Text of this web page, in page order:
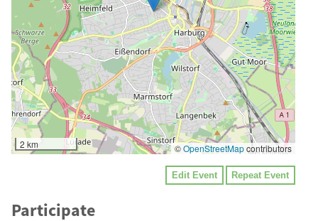
2 km ©OpenStreetMapcontributors
Edit Event Repeat Event
Participate